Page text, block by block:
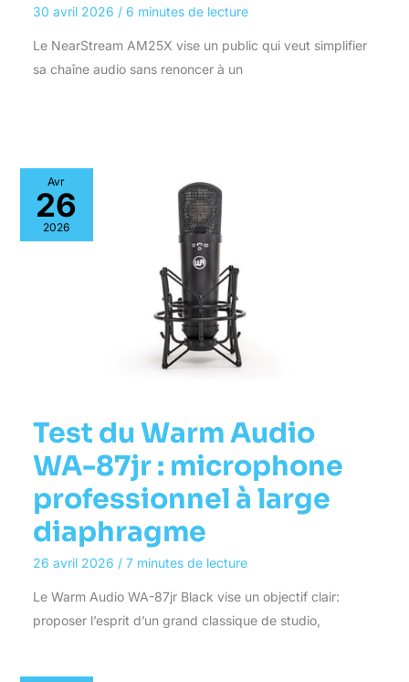
30 avril 2026 / 6 minutes de lecture
Le NearStream AM25X vise un public qui veut simplifier
sa chaîne audio sans renoncer à un
Avr
26
2026
Test du Warm Audio
WA-87jr : microphone
professionnel à large
diaphragme
26 avril 2026 / 7 minutes de lecture
Le Warm Audio WA-87jr Black vise un objectif clair:
proposer l’esprit d’un grand classique de studio,